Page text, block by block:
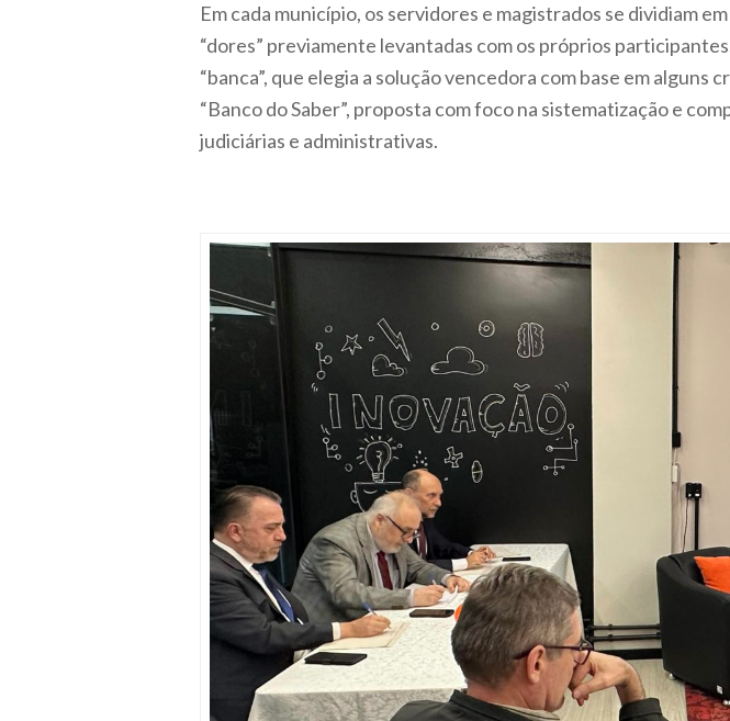
Em cada município, os servidores e magistrados se dividiam
“dores” previamente levantadas com os próprios
“banca”, que elegia a solução vencedora com base em
“Banco do Saber”, proposta com foco na sistematização e
judiciárias e administrativas.